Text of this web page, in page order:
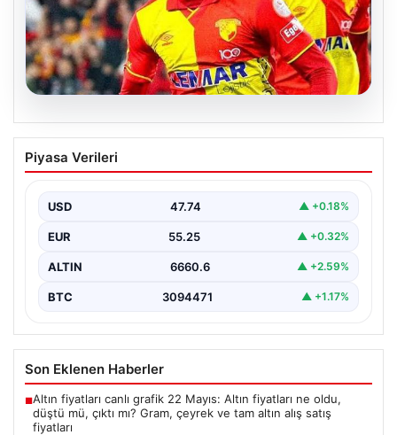
Göztepe para basacak! Yine dev satış
geliyor
Piyasa Verileri
USD 47.74 ▲ +0.18%
EUR 55.25 ▲ +0.32%
ALTIN 6660.6 ▲ +2.59%
BTC 3094471 ▲ +1.17%
Son Eklenen Haberler
■Altın fiyatları canlı grafik 22 Mayıs: Altın fiyatları ne oldu,
düştü mü, çıktı mı? Gram, çeyrek ve tam altın alış satış
fiyatları